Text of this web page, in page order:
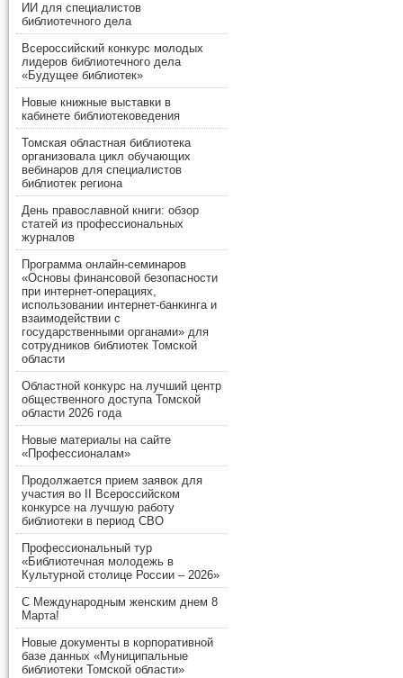
ИИ для специалистов
библиотечного дела
Всероссийский конкурс молодых
лидеров библиотечного дела
«Будущее библиотек»
Новые книжные выставки в
кабинете библиотековедения
Томская областная библиотека
организовала цикл обучающих
вебинаров для специалистов
библиотек региона
День православной книги: обзор
статей из профессиональных
журналов
Программа онлайн-семинаров
«Основы финансовой безопасности
при интернет-операциях,
использовании интернет-банкинга и
взаимодействии с
государственными органами» для
сотрудников библиотек Томской
области
Областной конкурс на лучший центр
общественного доступа Томской
области 2026 года
Новые материалы на сайте
«Профессионалам»
Продолжается прием заявок для
участия во II Всероссийском
конкурсе на лучшую работу
библиотеки в период СВО
Профессиональный тур
«Библиотечная молодежь в
Культурной столице России – 2026»
С Международным женским днем 8
Марта!
Новые документы в корпоративной
базе данных «Муниципальные
библиотеки Томской области»